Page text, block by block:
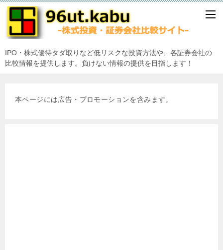
IPO・株式優待タダ取りなど低リスクな投資方法や、各証券会社の
比較情報を提供します。負けない情報の提供を目指します！
本ページには広告・プロモーションを含みます。